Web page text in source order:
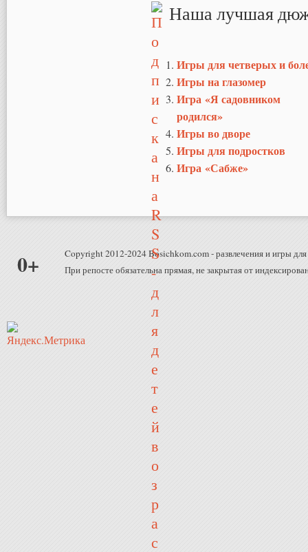
Наша лучшая
Игры для четверых и
Игры на глазомер
Игра «Я садовником
родился»
Игры во дворе
Игры для подростков
Игра «Сабже»
0+
Copyright 2012-2024 Bosichkom.com - развлечения и игры для
При репосте обязательна прямая, не закрытая от